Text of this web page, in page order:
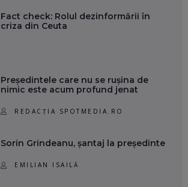
Fact check: Rolul dezinformării în
criza din Ceuta
Președintele care nu se rușina de
nimic este acum profund jenat
REDACȚIA SPOTMEDIA.RO
Sorin Grindeanu, șantaj la președinte
EMILIAN ISAILĂ